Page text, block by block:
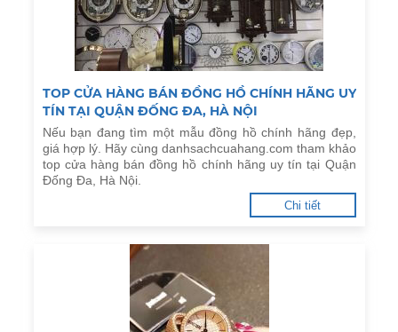
TOP CỬA HÀNG BÁN ĐỒNG HỒ CHÍNH HÃNG UY
TÍN TẠI QUẬN ĐỐNG ĐA, HÀ NỘI
Nếu bạn đang tìm một mẫu đồng hồ chính hãng đẹp,
giá hợp lý. Hãy cùng danhsachcuahang.com tham khảo
top cửa hàng bán đồng hồ chính hãng uy tín tại Quận
Đống Đa, Hà Nội.
Chi tiết